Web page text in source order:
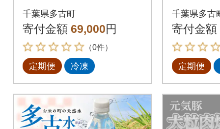
クフルト 30本セット
1.8kg(60g×30本)全6回
千葉県多古町
寄付金額 69,000円
（0件）
定期便 冷凍
クフル
千葉県多古
寄付金額
定期便